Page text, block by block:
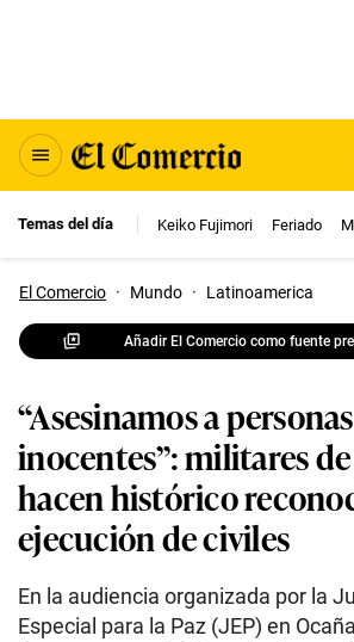
Temas del día Keiko Fujimori Feriado
El Comercio · Mundo · Latinoamerica
Añadir El Comercio como fuente
“Asesinamos a personas
inocentes”: militares
hacen histórico
ejecución de civiles
En la audiencia organizada por la
Especial para la Paz (JEP) en